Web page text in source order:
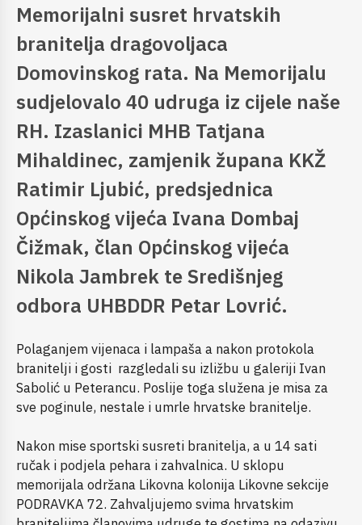
Memorijalni susret hrvatskih
branitelja dragovoljaca
Domovinskog rata. Na Memorijalu
sudjelovalo 40 udruga iz cijele naše
RH. Izaslanici MHB Tatjana
Mihaldinec, zamjenik župana KKŽ
Ratimir Ljubić, predsjednica
Općinskog vijeća Ivana Dombaj
Čižmak, član Općinskog vijeća
Nikola Jambrek te Središnjeg
odbora UHBDDR Petar Lovrić.
Polaganjem vijenaca i lampaša a nakon protokola
branitelji i gosti razgledali su izližbu u galeriji Ivan
Sabolić u Peterancu. Poslije toga služena je misa za
sve poginule, nestale i umrle hrvatske branitelje.
Nakon mise sportski susreti branitelja, a u 14 sati
ručak i podjela pehara i zahvalnica. U sklopu
memorijala održana Likovna kolonija Likovne sekcije
PODRAVKA 72. Zahvaljujemo svima hrvatskim